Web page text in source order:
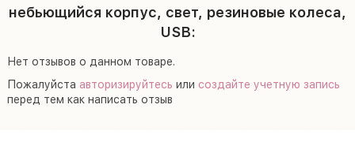
небьющийся корпус, свет, резиновые колеса,
USB:
Нет отзывов о данном товаре.
Пожалуйста авторизируйтесь или создайте учетную запись
перед тем как написать отзыв